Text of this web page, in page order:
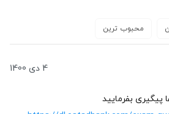
محبوب ترین
4 دی 1400
پیگیری بفرمایید